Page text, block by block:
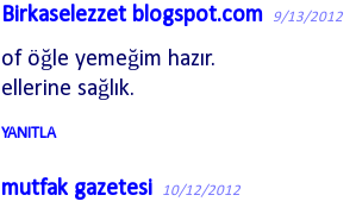
Birkaselezzet blogspot.com 9/13/2012
of öğle yemeğim hazır.
ellerine sağlık.
YANITLA
mutfak gazetesi 10/12/2012